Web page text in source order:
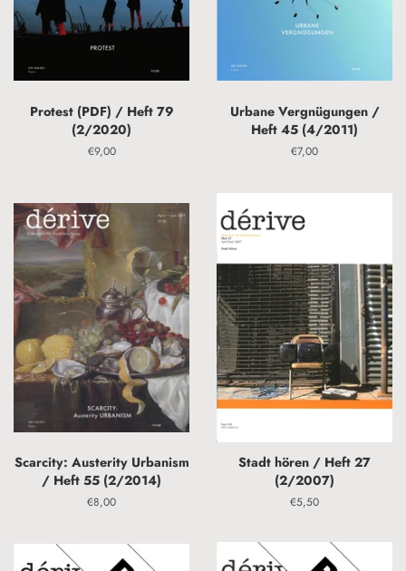
Protest (PDF) / Heft 79
(2/2020)
Normaler
€9,00
Urbane Vergnügungen /
Heft 45 (4/2011)
Normaler
€7,00
Scarcity: Austerity Urbanism
/ Heft 55 (2/2014)
Normaler
€8,00
Stadt hören / Heft 27
(2/2007)
Normaler
€5,50